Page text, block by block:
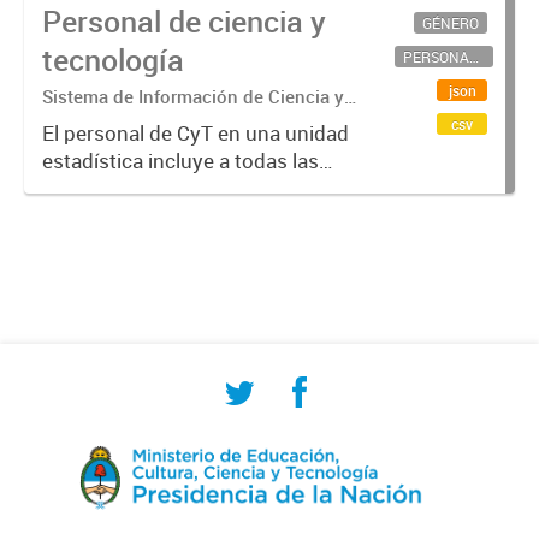
Personal de ciencia y
tecnología
Sistema de Información de Ciencia y
Tecnología Argentino (SICYTAR)
El personal de CyT en una unidad
estadística incluye a todas las
personas involucradas
GÉNERO
PERSONAL CIENTÍFICO-TECNOLÓGICO
json
csv